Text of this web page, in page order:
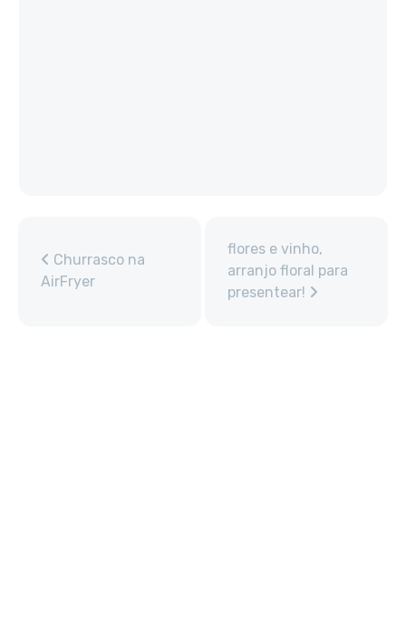
Churrasco na
AirFryer
flores e vinho,
arranjo floral para
presentear!